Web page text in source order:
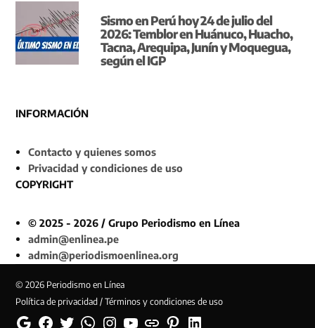
Sismo en Perú hoy 24 de julio del
2026: Temblor en Huánuco, Huacho,
Tacna, Arequipa, Junín y Moquegua,
según el IGP
INFORMACIÓN
Contacto y quienes somos
Privacidad y condiciones de uso
COPYRIGHT
© 2025 - 2026 / Grupo Periodismo en Línea
admin@enlinea.pe
admin@periodismoenlinea.org
© 2026 Periodismo en Línea
Política de privacidad / Términos y condiciones de uso
GoogleFacebookTwitterWhatsappInstagramYouTubeWeb PinterestLinkedin